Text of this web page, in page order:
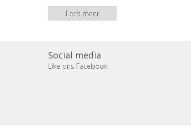
Lees meer
Social media
Like ons Facebook